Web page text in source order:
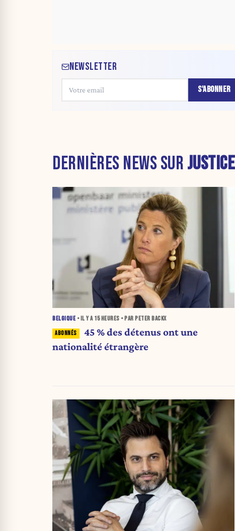
NEWSLETTER
S'ABONNER
DERNIÈRES NEWS SUR JUSTICE
BELGIQUE • IL Y A 15 HEURES • PAR PETER BACKX
45 % des détenus ont une
nationalité étrangère